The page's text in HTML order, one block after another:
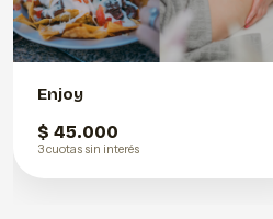
Enjoy
$ 45.000
3 cuotas sin interés